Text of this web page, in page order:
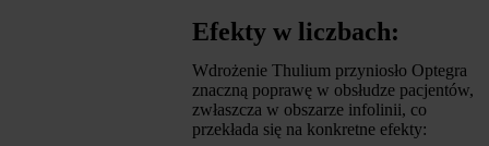
Efekty w liczbach:
Wdrożenie Thulium przyniosło Optegra
znaczną poprawę w obsłudze pacjentów,
zwłaszcza w obszarze infolinii, co
przekłada się na konkretne efekty: